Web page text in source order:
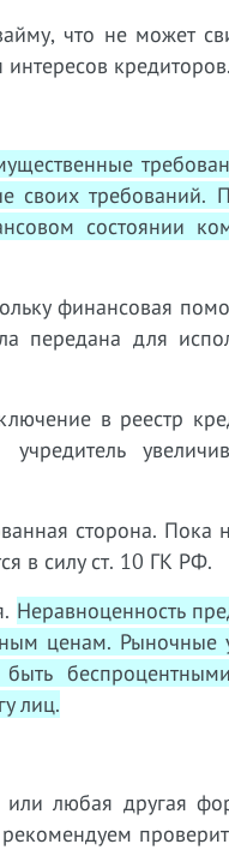
что не может
кредиторов.
своих
состоянии
финансовая
передана для
в реестр
сторона. Пока
в силу ст. 10 ГК РФ.
Неравноценность
ценам. Рыночные
лиц.
любая другая